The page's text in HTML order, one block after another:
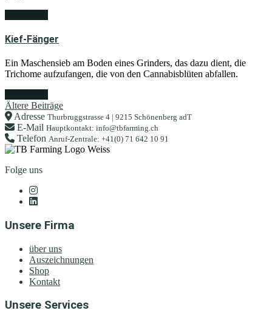
Kief-Fänger
Ein Maschensieb am Boden eines Grinders, das dazu dient, die
Trichome aufzufangen, die von den Cannabisblüten abfallen.
Beitragsnavigation
Ältere Beiträge
Adresse Thurbruggstrasse 4 | 9215 Schönenberg adT
E-Mail Hauptkontakt: info@tbfarming.ch
Telefon Anruf-Zentrale: +41(0) 71 642 10 91
Folge uns
Unsere Firma
über uns
Auszeichnungen
Shop
Kontakt
Unsere Services